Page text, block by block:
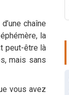
chaîne
la
peut-être là
mais sans
vous avez